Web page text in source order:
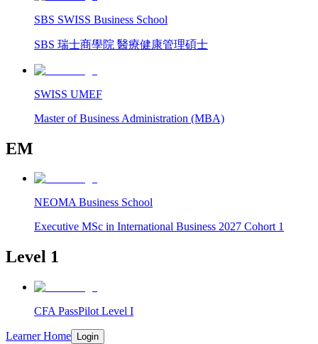
SBS SWISS Business School
SBS 瑞士商學院 醫療健康管理碩士
SWISS UMEF
Master of Business Administration (MBA)
EM
NEOMA Business School
Executive MSc in International Business 2027 Cohort 1
Level 1
CFA PassPilot Level I
Learner Home Login